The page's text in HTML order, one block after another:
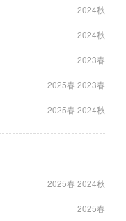
2024秋
2024秋
2023春
2025春 2023春
2025春 2024秋
2025春 2024秋
2025春